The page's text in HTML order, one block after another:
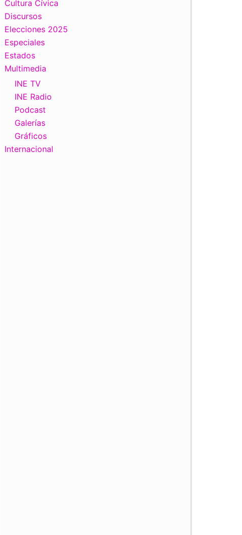
Cultura Cívica
Discursos
Elecciones 2025
Especiales
Estados
Multimedia
INE TV
INE Radio
Podcast
Galerías
Gráficos
Internacional